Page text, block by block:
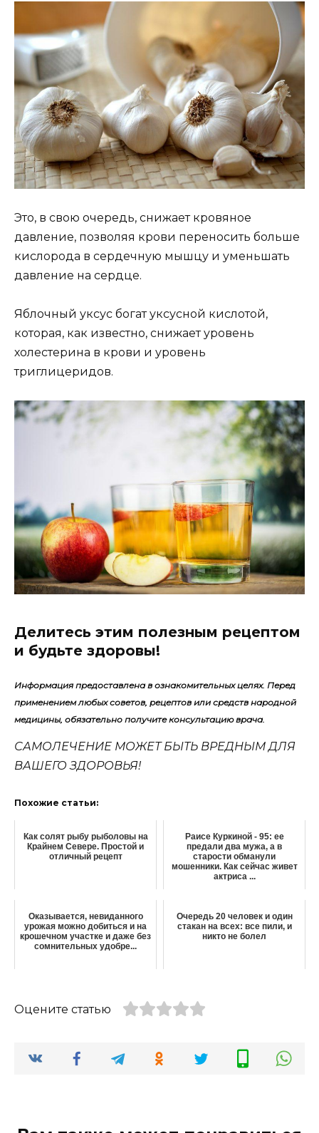
Это, в свою очередь, снижает кровяное
давление, позволяя крови переносить больше
кислорода в сердечную мышцу и уменьшать
давление на сердце.
Яблочный уксус богат уксусной кислотой,
которая, как известно, снижает уровень
холестерина в крови и уровень
триглицеридов.
Делитесь этим полезным рецептом
и будьте здоровы!
Информация предоставлена в ознакомительных целях. Перед
применением любых советов, рецептов или средств народной
медицины, обязательно получите консультацию врача.
САМОЛЕЧЕНИЕ МОЖЕТ БЫТЬ ВРЕДНЫМ ДЛЯ
ВАШЕГО ЗДОРОВЬЯ!
Похожие статьи:
Как солят рыбу рыболовы на
Крайнем Севере. Простой и
отличный рецепт
Раисе Куркиной - 95: ее
предали два мужа, а в
старости обманули
мошенники. Как сейчас живет
актриса ...
Оказывается, невиданного
урожая можно добиться и на
крошечном участке и даже без
сомнительных удобре...
Очередь 20 человек и один
стакан на всех: все пили, и
никто не болел
Оцените статью